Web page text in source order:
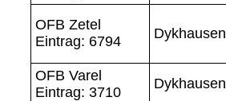
OFB Zetel
Eintrag: 6794
Dykhausen
OFB Varel
Eintrag: 3710
Dykhausen